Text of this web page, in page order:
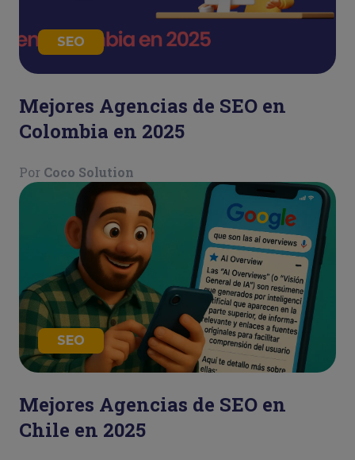
SEO
Mejores Agencias de SEO en
Colombia en 2025
Por Coco Solution
SEO
Mejores Agencias de SEO en
Chile en 2025